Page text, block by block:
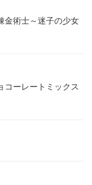
金術士～迷子の少女
コーレートミックス